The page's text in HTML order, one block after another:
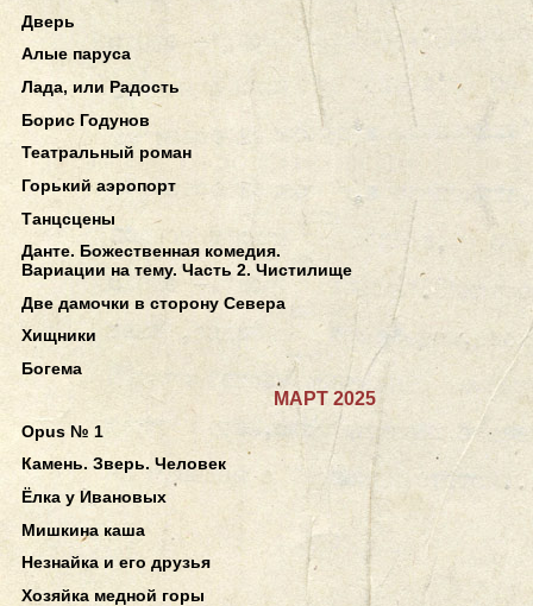
Дверь
Алые паруса
Лада, или Радость
Борис Годунов
Театральный роман
Горький аэропорт
Танцсцены
Данте. Божественная комедия.
Вариации на тему. Часть 2. Чистилище
Две дамочки в сторону Севера
Хищники
Богема
МАРТ 2025
Opus № 1
Камень. Зверь. Человек
Ёлка у Ивановых
Мишкина каша
Незнайка и его друзья
Хозяйка медной горы